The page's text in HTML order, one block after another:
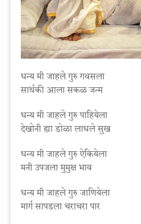
धन्य मी जाहले गुरु गवसला
सार्थकी आला सकळ जन्म
धन्य मी जाहले गुरु पाहियेला
देखोनी ह्या डोळा लाधले सुख
धन्य मी जाहले गुरु ऐकियेला
मनी उपजला मुमुक्ष भाव
धन्य मी जाहले गुरु जाणियेला
मार्ग सापडला चराचरा पार